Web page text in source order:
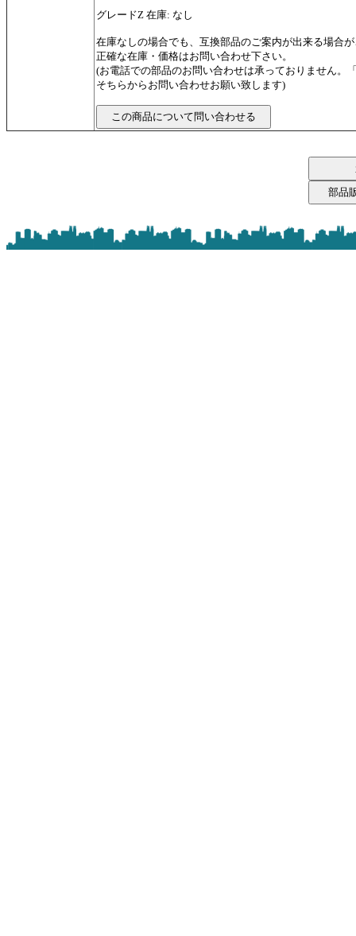
グレードZ 在庫: なし
在庫なしの場合でも、互換部品のご案内が出来る場合
正確な在庫・価格はお問い合わせ下さい。
(お電話での部品のお問い合わせは承っておりません。
そちらからお問い合わせお願い致します)